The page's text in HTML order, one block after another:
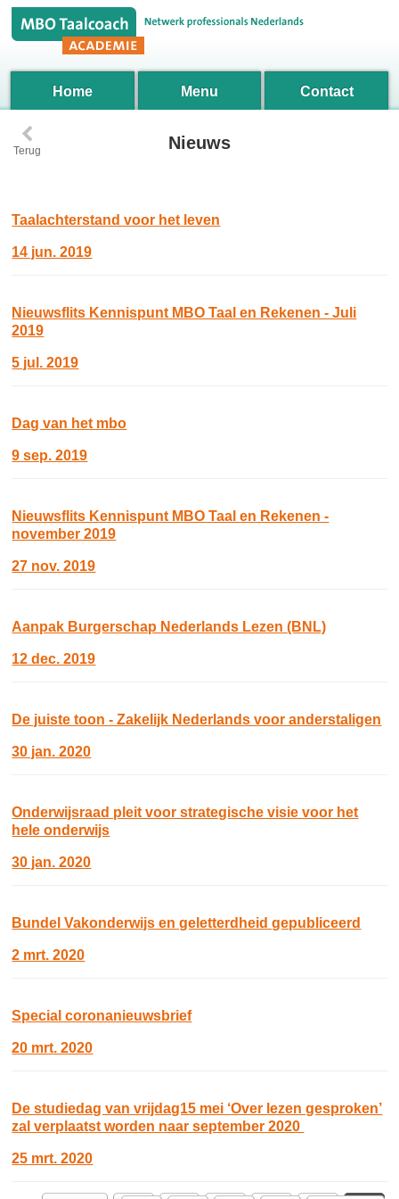
Home Menu Contact
‹
Terug Nieuws
Taalachterstand voor het leven
14 jun. 2019
Nieuwsflits Kennispunt MBO Taal en Rekenen - Juli
2019
5 jul. 2019
Dag van het mbo
9 sep. 2019
Nieuwsflits Kennispunt MBO Taal en Rekenen -
november 2019
27 nov. 2019
Aanpak Burgerschap Nederlands Lezen (BNL)
12 dec. 2019
De juiste toon - Zakelijk Nederlands voor anderstaligen
30 jan. 2020
Onderwijsraad pleit voor strategische visie voor het
hele onderwijs
30 jan. 2020
Bundel Vakonderwijs en geletterdheid gepubliceerd
2 mrt. 2020
Special coronanieuwsbrief
20 mrt. 2020
De studiedag van vrijdag15 mei ‘Over lezen gesproken’
zal verplaatst worden naar september 2020
25 mrt. 2020